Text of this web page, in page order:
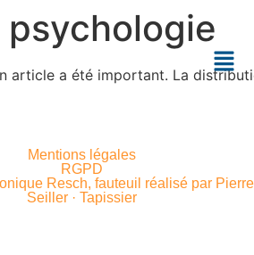
a été important. La
Mentions légales
RGPD
Resch, fauteuil réalisé par Pierre
Seiller · Tapissier